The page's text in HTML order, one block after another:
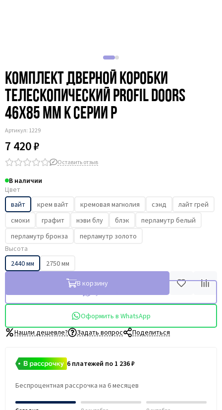
Комплект дверной коробки
телескопический Profil Doors
46x85 мм к серии P
Артикул: 1229
7 420 ₽
Оставить отзыв
В наличии
Цвет
вайт
крем вайт кремовая магнолия сэнд
лайт грей
смоки
графит нэви блу блэк
перламутр белый
перламутр бронза
перламутр золото
Высота
2440 мм
2750 мм
В корзину
Оформить в WhatsApp
Нашли дешевле?
Задать вопрос Поделиться
6 платежей по 1 236 ₽
Беспроцентная рассрочка на 6 месяцев